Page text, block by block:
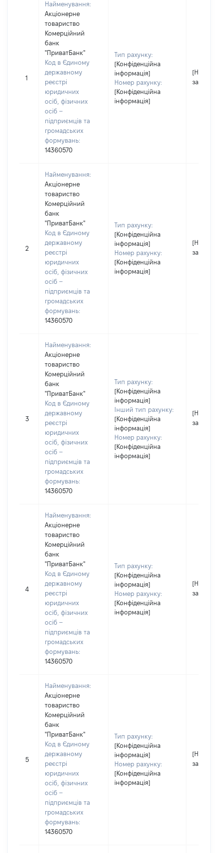
1
Найменування:
Акціонерне
товариство
Комерційний
банк
"ПриватБанк"
Код в Єдиному
державному
реєстрі
юридичних
осіб, фізичних
осіб –
підприємців та
громадських
формувань:
14360570
Тип рахунку:
[Конфіденційна
інформація]
Номер рахунку:
[Конфіденційна
інформація]
[Не
2
Найменування:
Акціонерне
товариство
Комерційний
банк
"ПриватБанк"
Код в Єдиному
державному
реєстрі
юридичних
осіб, фізичних
осіб –
підприємців та
громадських
формувань:
14360570
Тип рахунку:
[Конфіденційна
інформація]
Номер рахунку:
[Конфіденційна
інформація]
[Не
3
Найменування:
Акціонерне
товариство
Комерційний
банк
"ПриватБанк"
Код в Єдиному
державному
реєстрі
юридичних
осіб, фізичних
осіб –
підприємців та
громадських
формувань:
14360570
Тип рахунку:
[Конфіденційна
інформація]
Інший тип рахунку:
[Конфіденційна
інформація]
Номер рахунку:
[Конфіденційна
інформація]
[Не
4
Найменування:
Акціонерне
товариство
Комерційний
банк
"ПриватБанк"
Код в Єдиному
державному
реєстрі
юридичних
осіб, фізичних
осіб –
підприємців та
громадських
формувань:
14360570
Тип рахунку:
[Конфіденційна
інформація]
Номер рахунку:
[Конфіденційна
інформація]
[Не
5
Найменування:
Акціонерне
товариство
Комерційний
банк
"ПриватБанк"
Код в Єдиному
державному
реєстрі
юридичних
осіб, фізичних
осіб –
підприємців та
громадських
формувань:
14360570
Тип рахунку:
[Конфіденційна
інформація]
Номер рахунку:
[Конфіденційна
інформація]
[Не